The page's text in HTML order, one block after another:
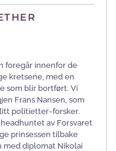
foregår innenfor de
kretsene, med en
som blir bortført. Vi
Frans Nansen, som
politietter-forsker.
av Forsvaret
prinsessen tilbake
med diplomat Nikolai